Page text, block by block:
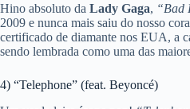
Hino absoluto da Lady Gaga, “Bad
2009 e nunca mais saiu do nosso
certificado de diamante nos EUA, a
sendo lembrada como uma das
4) “Telephone” (feat. Beyoncé)